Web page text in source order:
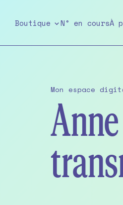
Boutique N° en coursÀ
Mon espace